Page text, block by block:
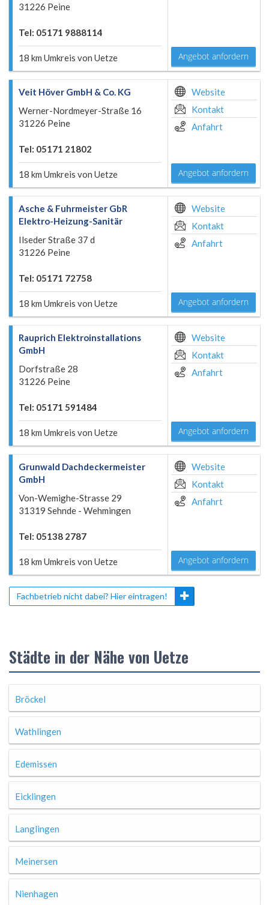
31226 Peine
Tel: 05171 9888114
18 km Umkreis von Uetze Angebot anfordern
Veit Höver GmbH & Co. KG
Werner-Nordmeyer-Straße 16
31226 Peine
Tel: 05171 21802
18 km Umkreis von Uetze
Website
Kontakt
Anfahrt
Angebot anfordern
Asche & Fuhrmeister GbR
Elektro-Heizung-Sanitär
Ilseder Straße 37 d
31226 Peine
Tel: 05171 72758
18 km Umkreis von Uetze
Website
Kontakt
Anfahrt
Angebot anfordern
Rauprich Elektroinstallations
GmbH
Dorfstraße 28
31226 Peine
Tel: 05171 591484
18 km Umkreis von Uetze
Website
Kontakt
Anfahrt
Angebot anfordern
Grunwald Dachdeckermeister
GmbH
Von-Wemighe-Strasse 29
31319 Sehnde - Wehmingen
Tel: 05138 2787
18 km Umkreis von Uetze
Website
Kontakt
Anfahrt
Angebot anfordern
Fachbetrieb nicht dabei? Hier eintragen!
Städte in der Nähe von Uetze
Bröckel
Wathlingen
Edemissen
Eicklingen
Langlingen
Meinersen
Nienhagen